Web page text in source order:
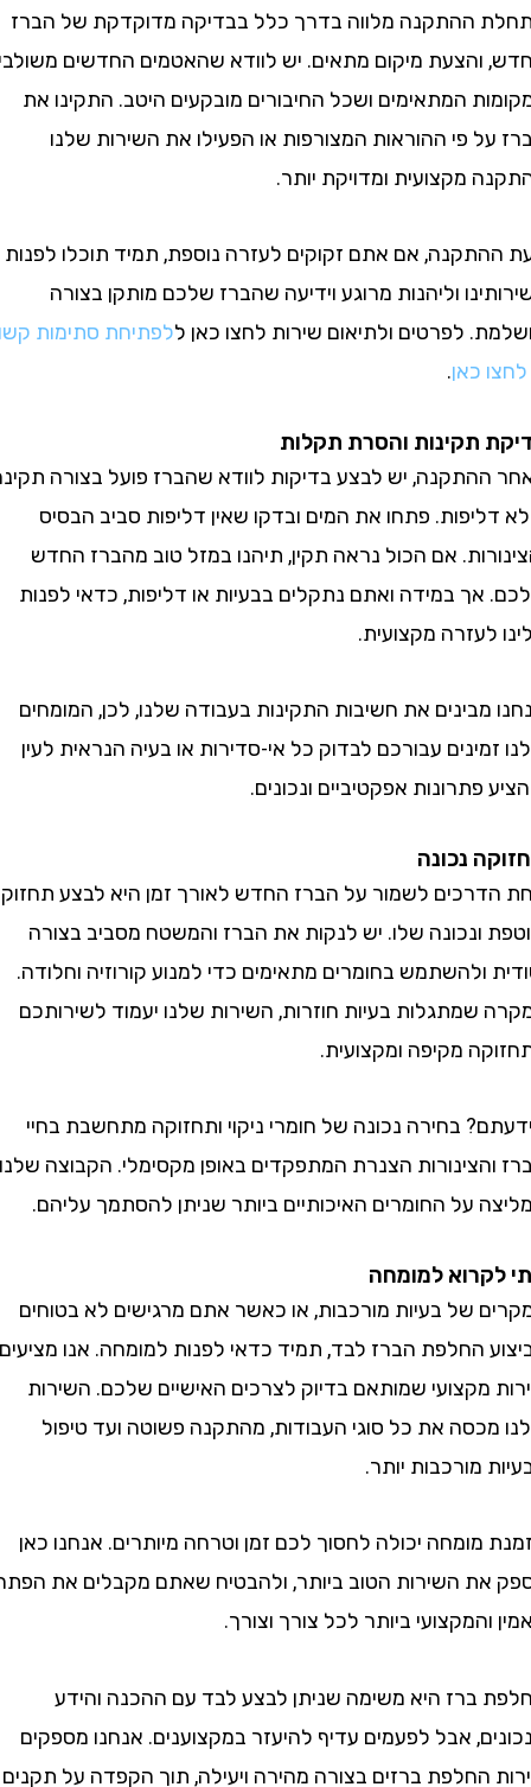
ההתקנה מלווה בדרך כלל בבדיקה מדוקדקת של הברז
מיקום מתאים. יש לוודא שהאטמים החדשים משולבים
המתאימים ושכל החיבורים מובקעים היטב. התקינו את
פי ההוראות המצורפות או הפעילו את השירות שלנו
מקצועית ומדויקת יותר.
אם אתם זקוקים לעזרה נוספת, תמיד תוכלו לפנות
וליהנות מרוגע וידיעה שהברז שלכם מותקן בצורה
לפרטים ולתיאום שירות לחצו כאן ללפתיחת סתימות קשות
כאן.
תקינות והסרת תקלות
יש לבצע בדיקות לוודא שהברז פועל בצורה תקינה
פתחו את המים ובדקו שאין דליפות סביב הבסיס
אם הכול נראה תקין, תיהנו במזל טוב מהברז החדש
במידה ואתם נתקלים בבעיות או דליפות, כדאי לפנות
מקצועית.
את חשיבות התקינות בעבודה שלנו, לכן, המומחים
עבורכם לבדוק כל אי-סדירות או בעיה הנראית לעין
אפקטיביים ונכונים.
נכונה
לשמור על הברז החדש לאורך זמן היא לבצע תחזוקה
שלו. יש לנקות את הברז והמשטח מסביב בצורה
ולהשתמש בחומרים מתאימים כדי למנוע קורוזיה וחלודה.
בעיות חוזרות, השירות שלנו יעמוד לשירותכם
מקיפה ומקצועית.
בחירה נכונה של חומרי ניקוי ותחזוקה מתחשבת בחיי
הצנרת המתפקדים באופן מקסימלי. הקבוצה שלנו
על החומרים האיכותיים ביותר שניתן להסתמך עליהם.
למומחה
של בעיות מורכבות, או כאשר אתם מרגישים לא בטוחים
החלפת הברז לבד, תמיד כדאי לפנות למומחה. אנו מציעים
שמותאם בדיוק לצרכים האישיים שלכם. השירות
את כל סוגי העבודות, מהתקנה פשוטה ועד טיפול
יותר.
יכולה לחסוך לכם זמן וטרחה מיותרים. אנחנו כאן
השירות הטוב ביותר, ולהבטיח שאתם מקבלים את הפתרון
ביותר לכל צורך וצורך.
היא משימה שניתן לבצע לבד עם ההכנה והידע
אבל לפעמים עדיף להיעזר במקצוענים. אנחנו מספקים
ברזים בצורה מהירה ויעילה, תוך הקפדה על תקנים